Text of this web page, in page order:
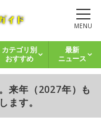
MENU
カテゴリ別
おすすめ
最新
ニュース
来年（2027年）も
ます。